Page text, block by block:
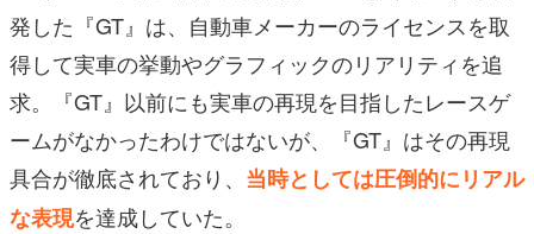
発した『GT』は、自動車メーカーのライセンスを取
得して実車の挙動やグラフィックのリアリティを追
求。『GT』以前にも実車の再現を目指したレースゲ
ームがなかったわけではないが、『GT』はその再現
具合が徹底されており、 当時としては圧倒的にリアル
な表現を達成していた。